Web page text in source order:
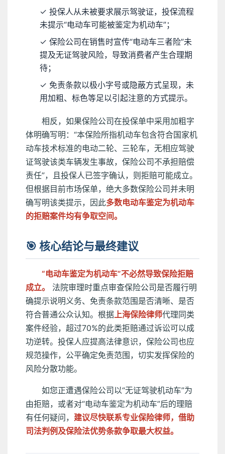
✓ 投保人从未被要求展示驾驶证，投保流程
未提示“电动车可能被鉴定为机动车”；
✓ 保险公司在销售时宣传“电动车三者险”未
提及无证驾驶风险，导致消费者产生合理期
待；
✓ 免责条款以极小字号或隐蔽方式呈现，未
用加粗、标色等足以引起注意的方式提示。
相反，如果保险公司在投保单中采用加粗字
体明确写明：“本保险所指机动车包含符合国家机
动车技术标准的电动二轮、三轮车，无相应驾驶
证驾驶该类车辆发生事故，保险公司不承担赔偿
责任”，且投保人已签字确认，则拒赔可能成立。
但根据目前市场保单，绝大多数保险公司并未明
确写明该类提示，因此多数电动车鉴定为机动车
的拒赔案件均有争取空间。
🎯 核心结论与最终建议
“电动车鉴定为机动车”不必然导致保险拒赔
成立。
法院审理时重点审查保险公司是否履行明
确提示说明义务、免责条款范围是否清晰、是否
符合普通公众认知。根据 上海保险律师代理同类
案件经验，超过70%的此类拒赔通过诉讼可以成
功逆转。投保人应提高法律意识，保险公司也应
规范操作，公平确定免责范围，切实发挥保险的
风险分散功能。
如您正遭遇保险公司以“无证驾驶机动车”为
由拒赔，或者对“电动车鉴定为机动车”后的理赔
有任何疑问， 建议尽快联系专业保险律师，借助
司法判例及保险法优势条款争取最大权益。